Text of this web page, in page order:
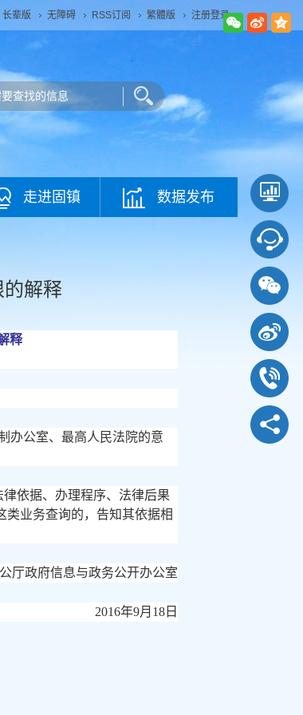
长辈版 无障碍 RSS订阅 繁體版 注册登录
走进固镇 数据发布
解释
释
办公室、最高人民法院的意
依据、办理程序、法律后果
业务查询的，告知其依据相
厅政府信息与政务公开办公室
2016年9月18日